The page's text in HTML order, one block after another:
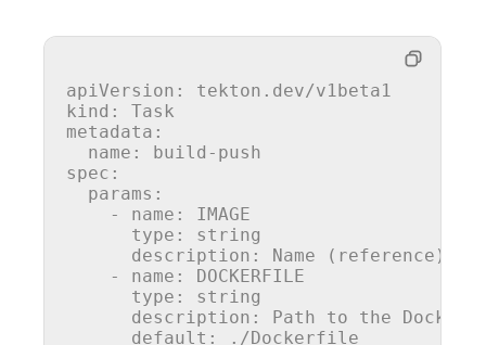
apiVersion :
tekton.dev/v1beta1
kind :
Task
metadata :
name :
build-push
spec :
params :
-
name: IMAGE
type :
string
description :
Name (reference)
-
name: DOCKERFILE
type :
string
description :
Path to the
default :
./Dockerfile